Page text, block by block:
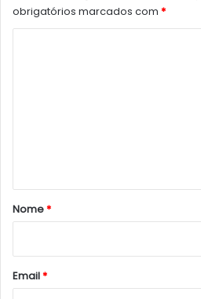
obrigatórios marcados com *
r
*
Nome*
Email*